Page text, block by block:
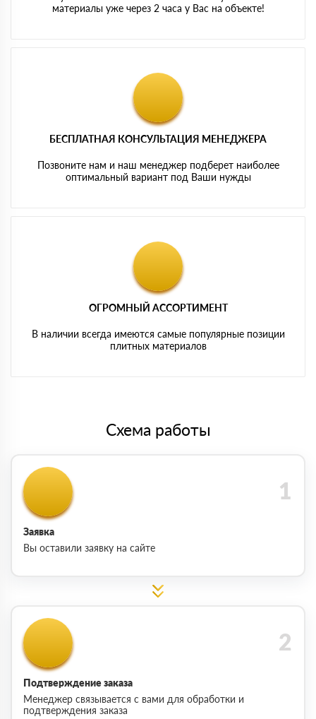
материалы уже через 2 часа у Вас на объекте!
БЕСПЛАТНАЯ КОНСУЛЬТАЦИЯ МЕНЕДЖЕРА
Позвоните нам и наш менеджер подберет наиболее
оптимальный вариант под Ваши нужды
ОГРОМНЫЙ АССОРТИМЕНТ
В наличии всегда имеются самые популярные позиции
плитных материалов
Схема работы
Заявка
Вы оставили заявку на сайте
Подтверждение заказа
Менеджер связывается с вами для обработки и
подтверждения заказа